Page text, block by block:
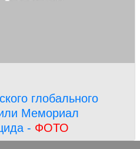
глобального
Мемориал
- ФОТО